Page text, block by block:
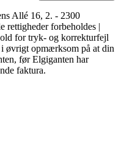
Allé 16, 2. - 2300
rettigheder forbeholdes |
for tryk- og korrekturfejl
øvrigt opmærksom på at din
før Elgiganten har
faktura.